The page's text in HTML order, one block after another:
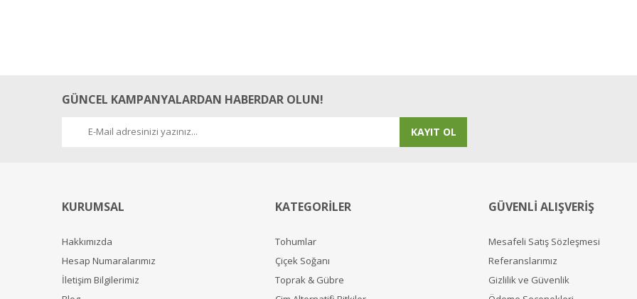
GÜNCEL KAMPANYALARDAN HABERDAR OLUN!
KAYIT OL
KURUMSAL
Hakkımızda
Hesap Numaralarımız
İletişim Bilgilerimiz
KATEGORİLER
Tohumlar
Çiçek Soğanı
Toprak & Gübre
GÜVENLİ ALIŞVERİŞ
Mesafeli Satış Sözleşmesi
Referanslarımız
Gizlilik ve Güvenlik